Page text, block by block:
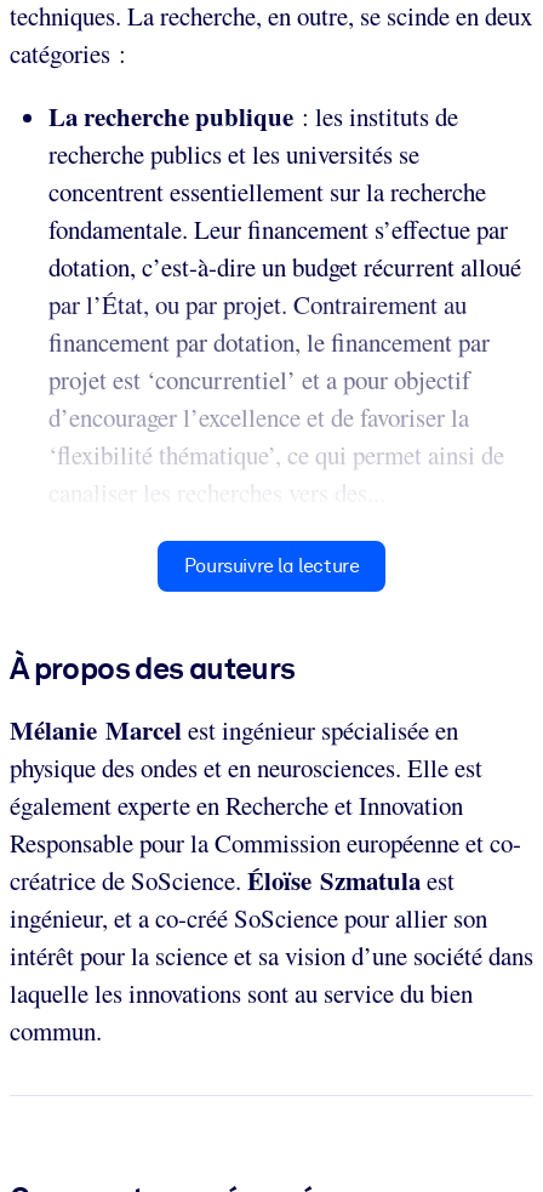
techniques. La recherche, en outre, se scinde en deux
catégories :
La recherche publique : les instituts de
recherche publics et les universités se
concentrent essentiellement sur la recherche
fondamentale. Leur financement s’effectue par
dotation, c’est-à-dire un budget récurrent alloué
par l’État, ou par projet. Contrairement au
financement par dotation, le financement par
projet est ‘concurrentiel’ et a pour objectif
d’encourager l’excellence et de favoriser la
‘flexibilité thématique’, ce qui permet ainsi de
canaliser les recherches vers des...
Poursuivre la lecture
À propos des auteurs
Mélanie Marcelest ingénieur spécialisée en
physique des ondes et en neurosciences. Elle est
également experte en Recherche et Innovation
Responsable pour la Commission européenne et co-
créatrice de SoScience. Éloïse Szmatulaest
ingénieur, et a co-créé SoScience pour allier son
intérêt pour la science et sa vision d’une société dans
laquelle les innovations sont au service du bien
commun.